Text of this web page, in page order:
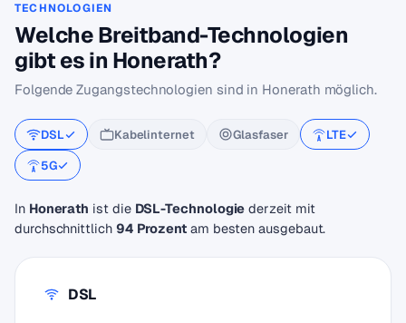
TECHNOLOGIEN
Welche Breitband-Technologien
gibt es in Honerath?
Folgende Zugangstechnologien sind in Honerath möglich.
DSL Kabelinternet Glasfaser
LTE
5G
In Honerath ist die DSL-Technologie derzeit mit
durchschnittlich 94 Prozentam besten ausgebaut.
DSL